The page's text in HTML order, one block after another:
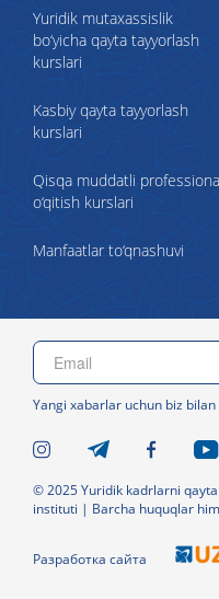
Yuridik mutaxassislik
bo‘yicha qayta tayyorlash
kurslari
Kasbiy qayta tayyorlash
kurslari
Qisqa muddatli
o‘qitish kurslari
Manfaatlar to‘qnashuvi
Yangi xabarlar uchun biz
© 2025 Yuridik kadrlarni
instituti | Barcha huquqlar
Разработка сайта